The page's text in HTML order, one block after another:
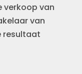
verkoop van
van
resultaat